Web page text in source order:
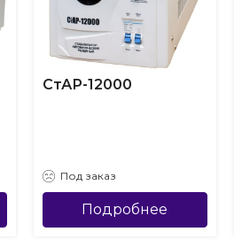
СтАР-12000
Под заказ
Подробнее